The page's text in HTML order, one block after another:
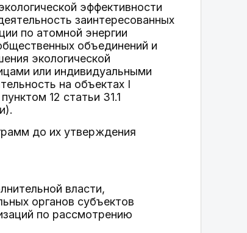
эффективности
заинтересованных
по атомной энергии
объединений и
экологической
или индивидуальными
на объектах I
12 статьи 31.1
до их утверждения
власти,
органов субъектов
по рассмотрению